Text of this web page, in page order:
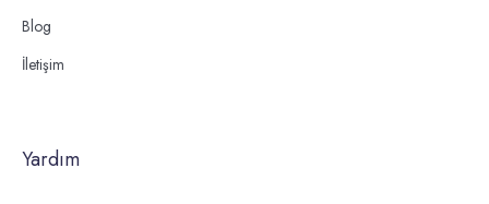
Blog
İletişim
Yardım